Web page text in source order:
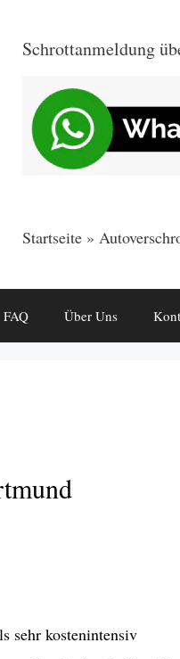
Schrottanmeldung
Startseite »
FAQ Über Uns
sehr kostenintensiv